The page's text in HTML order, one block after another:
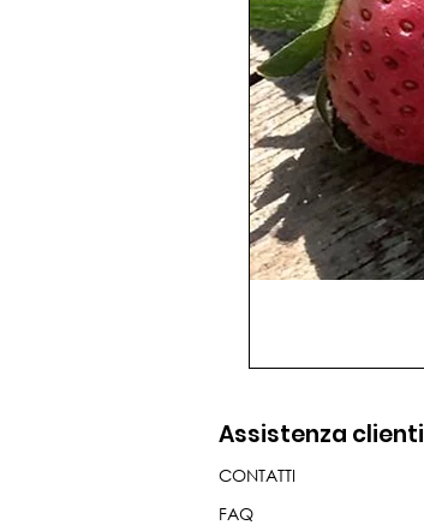
Assistenza clienti
CONTATTI
FAQ